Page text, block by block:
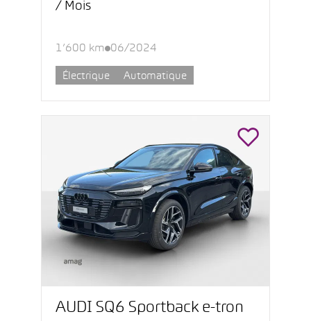
/ Mois
1’600 km 06/2024
Électrique Automatique
AUDI SQ6 Sportback e-tron